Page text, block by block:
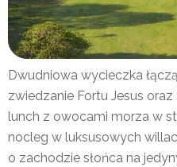
Dwudniowa wycieczka
zwiedzanie Fortu Jesus
lunch z owocami morza w
nocleg w luksusowych
o zachodzie słońca na